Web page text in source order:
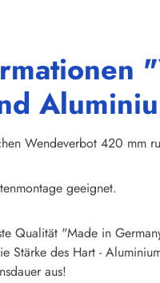
Wendeverbot 420 mm
geeignet.
Qualität "Made in
Stärke des Hart -
aus!